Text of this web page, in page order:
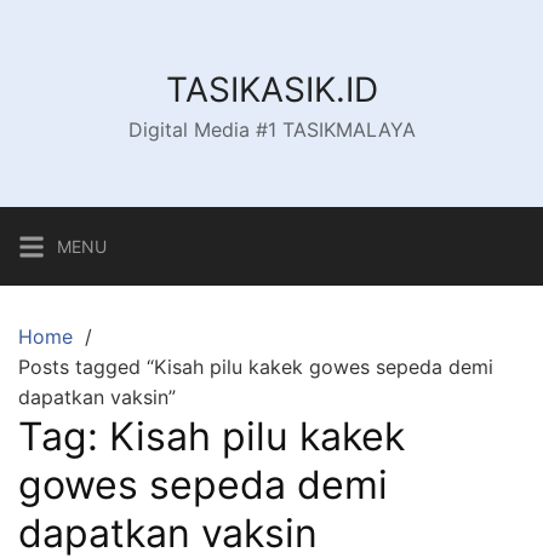
TASIKASIK.ID
Digital Media #1 TASIKMALAYA
MENU
Home
Posts tagged “Kisah pilu kakek gowes sepeda demi
dapatkan vaksin”
Tag: Kisah pilu kakek
gowes sepeda demi
dapatkan vaksin